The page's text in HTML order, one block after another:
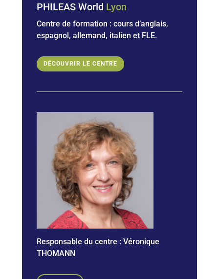
PHILEAS World Lyon
Centre de formation : cours d’anglais,
espagnol, allemand, italien et FLE.
DÉCOUVRIR LE CENTRE
Responsable du centre : Véronique
THOMANN